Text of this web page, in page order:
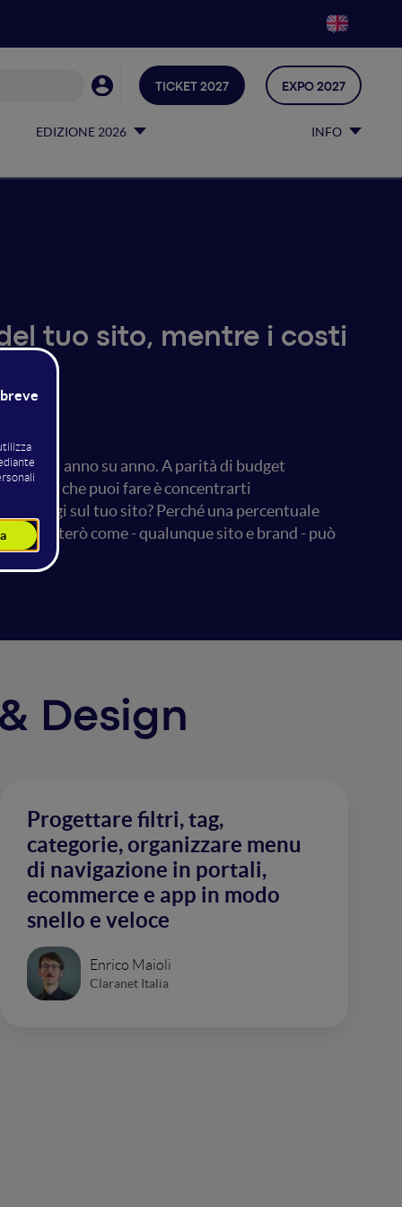
EDIZIONE 2026 INFO
TICKET 2027 EXPO 2027
tuo sito, mentre i costi
costi anno su anno. A parità di budget
cosa che puoi fare è concentrarti
oggi sul tuo sito? Perché una percentuale
racconterò come - qualunque sito e brand - può
Design
Progettare filtri, tag,
categorie, organizzare menu
di navigazione in portali,
ecommerce e app in modo
snello e veloce
Enrico Maioli
Claranet Italia